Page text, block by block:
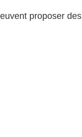
proposer des